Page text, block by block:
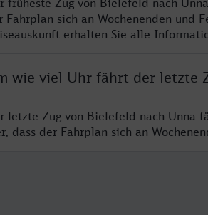
früheste Zug von Bielefeld nach
Fahrplan sich an Wochenenden und
erhalten Sie alle
wie viel Uhr fährt der letzte
letzte Zug von Bielefeld nach Unna
dass der Fahrplan sich an